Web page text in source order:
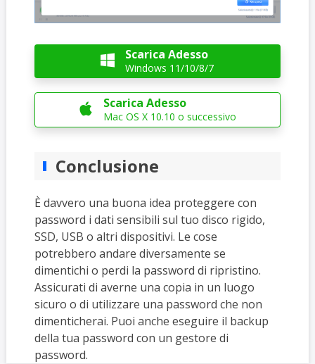
 Scarica Adesso
Windows 11/10/8/7
 Scarica Adesso
Mac OS X 10.10 o successivo
Conclusione
È davvero una buona idea proteggere con
password i dati sensibili sul tuo disco rigido,
SSD, USB o altri dispositivi. Le cose
potrebbero andare diversamente se
dimentichi o perdi la password di ripristino.
Assicurati di averne una copia in un luogo
sicuro o di utilizzare una password che non
dimenticherai. Puoi anche eseguire il backup
della tua password con un gestore di
password.